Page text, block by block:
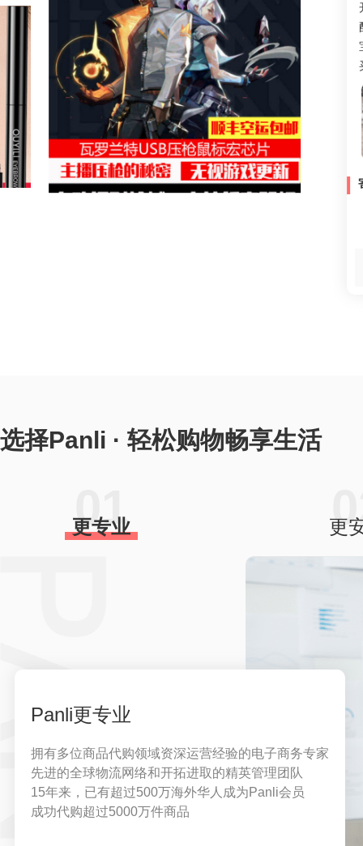
选择Panli · 轻松购物畅享生活
更专业
01 更
Panli更专业
拥有多位商品代购领域资深运营经验的电子商务专家
先进的全球物流网络和开拓进取的精英管理团队
15年来，已有超过500万海外华人成为Panli会员
成功代购超过5000万件商品